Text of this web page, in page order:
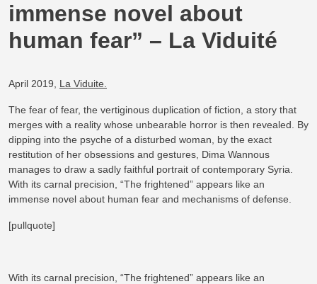
immense novel about
human fear” – La Viduité
April 2019, La Viduite.
The fear of fear, the vertiginous duplication of fiction, a story that
merges with a reality whose unbearable horror is then revealed. By
dipping into the psyche of a disturbed woman, by the exact
restitution of her obsessions and gestures, Dima Wannous
manages to draw a sadly faithful portrait of contemporary Syria.
With its carnal precision, “The frightened” appears like an
immense novel about human fear and mechanisms of defense.
[pullquote]
With its carnal precision, “The frightened” appears like an